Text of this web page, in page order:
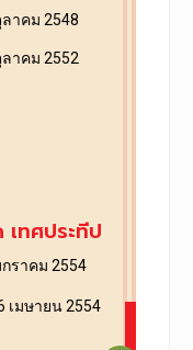
าคม 2548
าคม 2552
ทศประทีป
ราคม 2554
เมษายน 2554